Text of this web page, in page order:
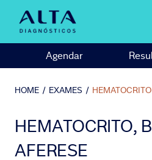
Agendar
HOME / EXAMES /
HEMATOCRITO,
AFERESE